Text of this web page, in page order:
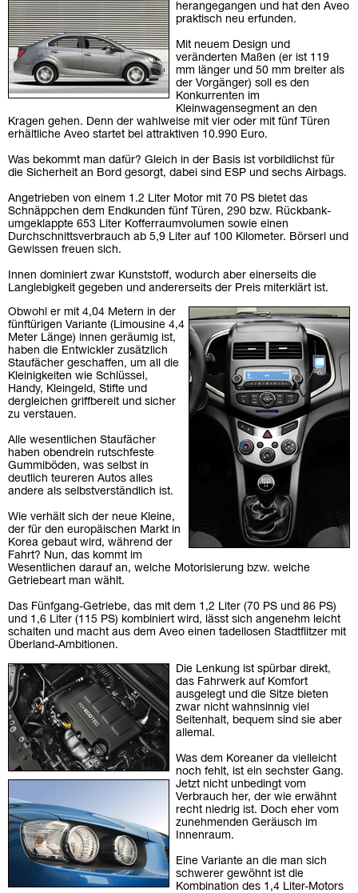
herangegangen und hat den Aveo
praktisch neu erfunden.
Mit neuem Design und
veränderten Maßen (er ist 119
mm länger und 50 mm breiter als
der Vorgänger) soll es den
Konkurrenten im
Kleinwagensegment an den
Kragen gehen. Denn der wahlweise mit vier oder mit fünf Türen
erhältliche Aveo startet bei attraktiven 10.990 Euro.
Was bekommt man dafür? Gleich in der Basis ist vorbildlichst für
die Sicherheit an Bord gesorgt, dabei sind ESP und sechs Airbags.
Angetrieben von einem 1.2 Liter Motor mit 70 PS bietet das
Schnäppchen dem Endkunden fünf Türen, 290 bzw. Rückbank-
umgeklappte 653 Liter Kofferraumvolumen sowie einen
Durchschnittsverbrauch ab 5,9 Liter auf 100 Kilometer. Börserl und
Gewissen freuen sich.
Innen dominiert zwar Kunststoff, wodurch aber einerseits die
Langlebigkeit gegeben und andererseits der Preis miterklärt ist.
Obwohl er mit 4,04 Metern in der
fünftürigen Variante (Limousine 4,4
Meter Länge) innen geräumig ist,
haben die Entwickler zusätzlich
Staufächer geschaffen, um all die
Kleinigkeiten wie Schlüssel,
Handy, Kleingeld, Stifte und
dergleichen griffbereit und sicher
zu verstauen.
Alle wesentlichen Staufächer
haben obendrein rutschfeste
Gummiböden, was selbst in
deutlich teureren Autos alles
andere als selbstverständlich ist.
Wie verhält sich der neue Kleine,
der für den europäischen Markt in
Korea gebaut wird, während der
Fahrt? Nun, das kommt im
Wesentlichen darauf an, welche Motorisierung bzw. welche
Getriebeart man wählt.
Das Fünfgang-Getriebe, das mit dem 1,2 Liter (70 PS und 86 PS)
und 1,6 Liter (115 PS) kombiniert wird, lässt sich angenehm leicht
schalten und macht aus dem Aveo einen tadellosen Stadtflitzer mit
Überland-Ambitionen.
Die Lenkung ist spürbar direkt,
das Fahrwerk auf Komfort
ausgelegt und die Sitze bieten
zwar nicht wahnsinnig viel
Seitenhalt, bequem sind sie aber
allemal.
Was dem Koreaner da vielleicht
noch fehlt, ist ein sechster Gang.
Jetzt nicht unbedingt vom
Verbrauch her, der wie erwähnt
recht niedrig ist. Doch eher vom
zunehmenden Geräusch im
Innenraum.
Eine Variante an die man sich
schwerer gewöhnt ist die
Kombination des 1,4 Liter-Motors